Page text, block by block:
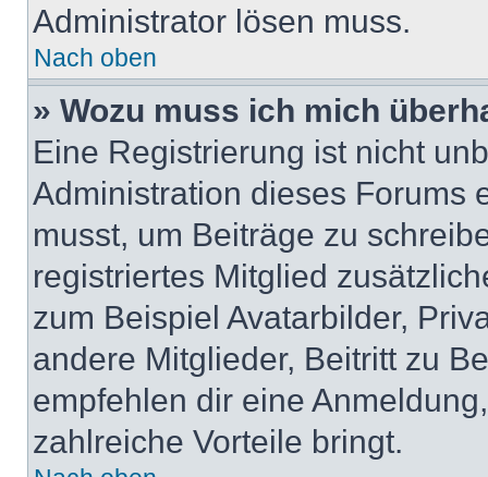
Administrator lösen muss.
Nach oben
» Wozu muss ich mich
Eine Registrierung ist nicht
Administration dieses Forums
musst, um Beiträge zu
registriertes Mitglied
zum Beispiel Avatarbilder,
andere Mitglieder, Beitritt zu
empfehlen dir eine
zahlreiche Vorteile bringt.